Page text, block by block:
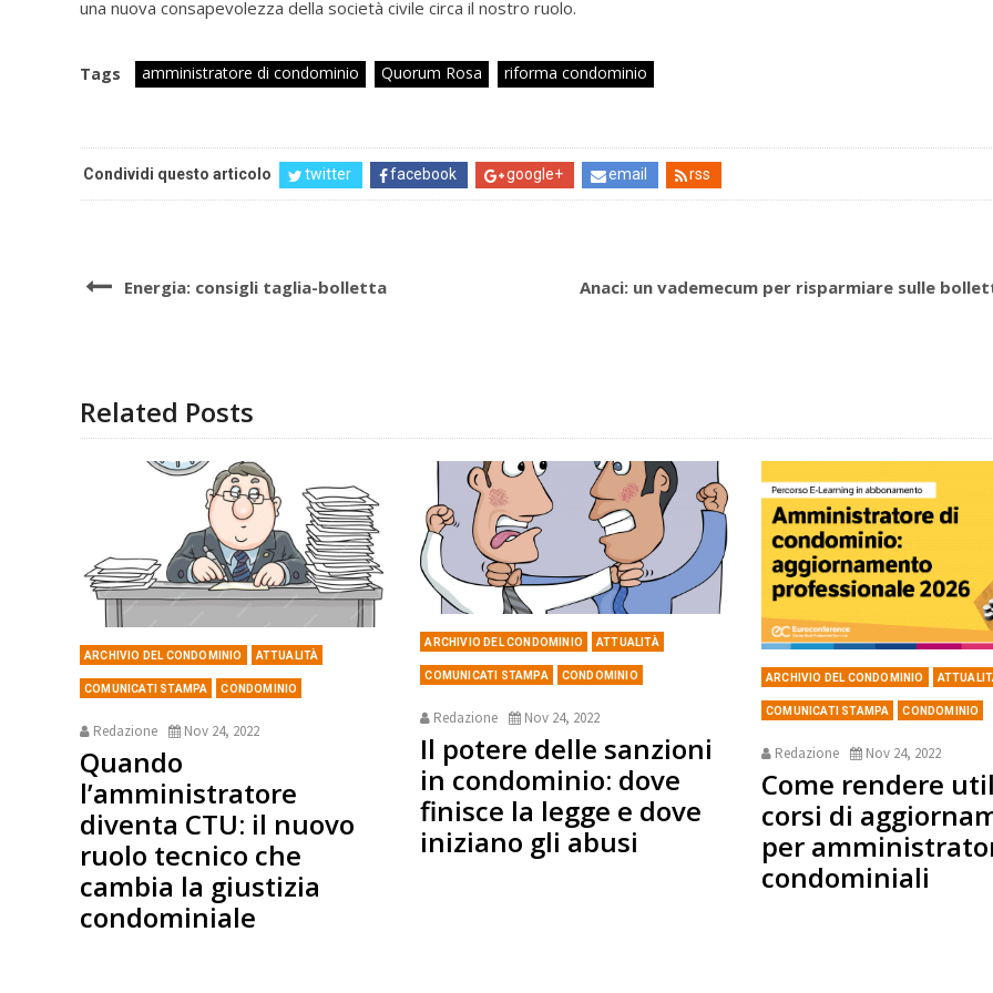
una nuova consapevolezza della società civile circa il nostro ruolo.
Tags amministratore di condominio Quorum Rosa riforma condominio
Condividi questo articolo twitter facebook google+ email rss
Energia: consigli taglia-bolletta Anaci: un vademecum per risparmiare sulle
Related Posts
ARCHIVIO DEL CONDOMINIO ATTUALITÀ
COMUNICATI STAMPA CONDOMINIO
Redazione Nov 24, 2022
Quando
l’amministratore
diventa CTU: il nuovo
ruolo tecnico che
cambia la giustizia
condominiale
ARCHIVIO DEL CONDOMINIO ATTUALITÀ
COMUNICATI STAMPA CONDOMINIO
Redazione Nov 24, 2022
Il potere delle sanzioni
in condominio: dove
finisce la legge e dove
iniziano gli abusi
ARCHIVIO DEL CONDOMINIO
COMUNICATI STAMPA CONDOMINIO
Redazione Nov 24, 2022
Come rendere
corsi di
per
condominiali